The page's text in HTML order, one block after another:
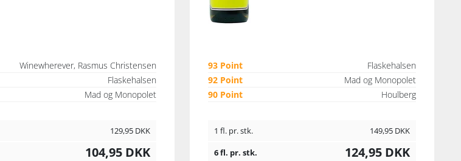
Winewherever, Rasmus Christensen
Flaskehalsen
Mad og Monopolet
129,95 DKK
104,95 DKK
93 Point
Flaskehalsen
92 Point
Mad og Monopolet
90 Point
Houlberg
1 fl. pr. stk. 149,95 DKK
6 fl. pr. stk.
124,95 DKK